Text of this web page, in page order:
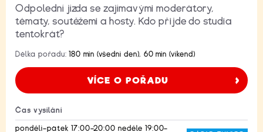
Odpolední jízda se zajímavými moderátory,
tématy, soutěžemi a hosty. Kdo přijde do studia
tentokrát?
Délka pořadu:180 min (všední den), 60 min (víkend)
VÍCE O POŘADU
Čas vysílání
pondělí–pátek 17:00–20:00 neděle 19:00–